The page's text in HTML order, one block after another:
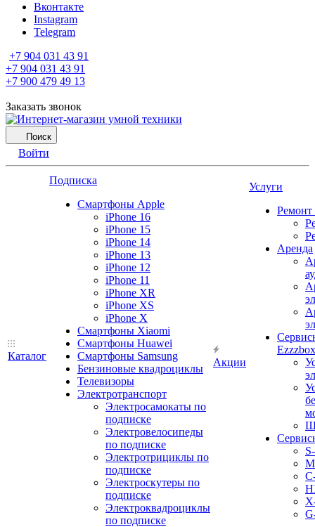
Вконтакте
Instagram
Telegram
+7 904 031 43 91
+7 904 031 43 91
+7 900 479 49 13
Заказать звонок
Поиск
Войти
Каталог
Подписка
Смартфоны Apple
iPhone 16
iPhone 15
iPhone 14
iPhone 13
iPhone 12
iPhone 11
iPhone XR
iPhone XS
iPhone X
Смартфоны Xiaomi
Смартфоны Huawei
Смартфоны Samsung
Бензиновые квадроциклы
Телевизоры
Электротранспорт
Электросамокаты по
подписке
Электровелосипеды
по подписке
Электротрициклы по
подписке
Электроскутеры по
подписке
Электроквадроциклы
по подписке
Акции
Услуги
Ремонт
Аренда
Ezzzbox